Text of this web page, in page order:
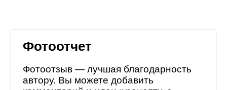
Фотоотчет
Фотоотзыв — лучшая благодарность
автору. Вы можете добавить